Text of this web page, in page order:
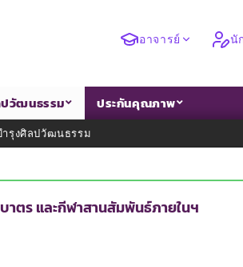
อาจารย์ นั
วัฒนธรรม ประกันคุณภาพ
ำรุงศิลปวัฒนธรรม
ตร และกีฬาสานสัมพันธ์ภายในฯ